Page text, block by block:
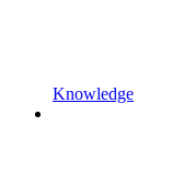
Knowledge